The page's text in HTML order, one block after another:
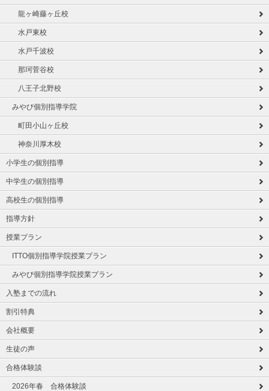
龍ヶ崎藤ヶ丘校
水戸東校
水戸千波校
那珂菅谷校
八王子北野校
みやび個別指導学院
町田小山ヶ丘校
神奈川厚木校
小学生の個別指導
中学生の個別指導
高校生の個別指導
指導方針
授業プラン
ITTO個別指導学院授業プラン
みやび個別指導学院授業プラン
入塾までの流れ
割引特典
会社概要
生徒の声
合格体験談
2026年春 合格体験談